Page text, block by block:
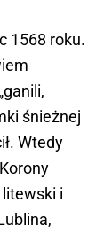
1568 roku.
śnieżnej
Wtedy
i